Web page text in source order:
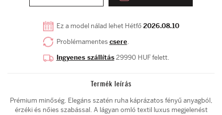
Ez a model nálad lehet Hétfő 2026.08.10
Problémamentes csere.
Ingyenes szállítás29990 HUF felett.
Termék leírás
Prémium minőség. Elegáns szatén ruha káprázatos fényű anyagból,
érzéki és nőies szabással. A lágyan omló textil luxus megjelenést